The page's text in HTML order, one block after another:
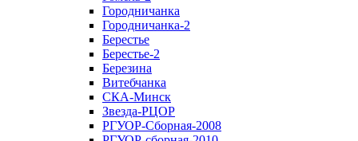
Городничанка
Городничанка-2
Берестье
Берестье-2
Березина
Витебчанка
СКА-Минск
Звезда-РЦОР
РГУОР-Сборная-2008